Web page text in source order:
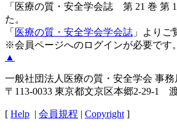
「医療の質・安全学会誌 第 21 巻 第
た。
「 医療の質・安全学会学会誌 」よりご
※会員ページへのログインが必要です。
▲
一般社団法人医療の質・安全学会 事務
〒113-0033 東京都文京区本郷2-29-1
[ Help | 会員規程 | Copyright ]